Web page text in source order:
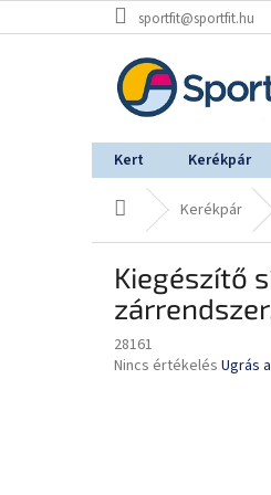
a
sportfit@sportfit.hu
Kert Kerékpár
KezdőlapKerékpár
Kiegészítő
28161
A
Nincs értékelés Ugrás